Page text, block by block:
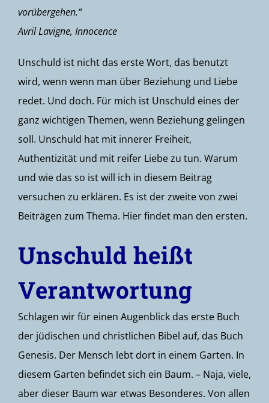
vorübergehen.“
Avril Lavigne, Innocence
Unschuld ist nicht das erste Wort, das benutzt
wird, wenn wenn man über Beziehung und Liebe
redet. Und doch. Für mich ist Unschuld eines der
ganz wichtigen Themen, wenn Beziehung gelingen
soll. Unschuld hat mit innerer Freiheit,
Authentizität und mit reifer Liebe zu tun. Warum
und wie das so ist will ich in diesem Beitrag
versuchen zu erklären. Es ist der zweite von zwei
Beiträgen zum Thema. Hierfindet man den ersten.
Unschuld heißt
Verantwortung
Schlagen wir für einen Augenblick das erste Buch
der jüdischen und christlichen Bibel auf, das Buch
Genesis. Der Mensch lebt dort in einem Garten. In
diesem Garten befindet sich ein Baum. – Naja, viele,
aber dieser Baum war etwas Besonderes. Von allen